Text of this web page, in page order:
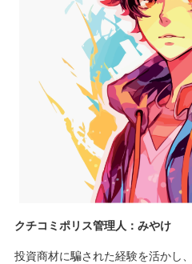
クチコミポリス管理人：みやけ
投資商材に騙された経験を活かし